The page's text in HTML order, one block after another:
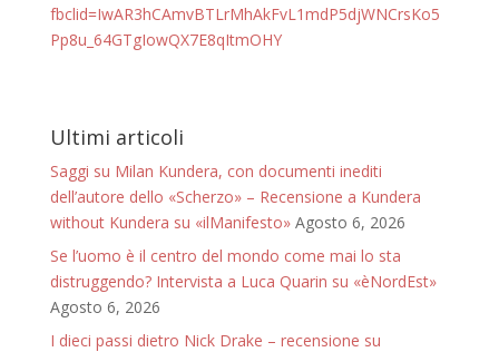
fbclid=IwAR3hCAmvBTLrMhAkFvL1mdP5djWNCrsKo5
Pp8u_64GTgIowQX7E8qItmOHY
Ultimi articoli
Saggi su Milan Kundera, con documenti inediti
dell’autore dello «Scherzo» – Recensione a Kundera
without Kundera su «ilManifesto» Agosto 6, 2026
Se l’uomo è il centro del mondo come mai lo sta
distruggendo? Intervista a Luca Quarin su «èNordEst»
Agosto 6, 2026
I dieci passi dietro Nick Drake – recensione su